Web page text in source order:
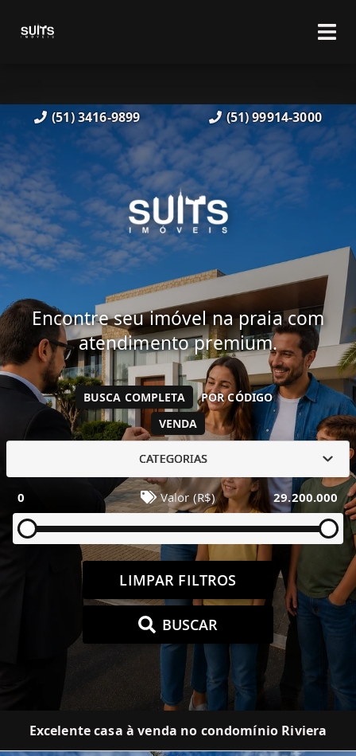
(51) 3416-9899 (51) 99914-3000
Encontre seu imóvel na praia com
atendimento premium.
VENDA
BUSCA COMPLETA POR CÓDIGO
CATEGORIAS
0 Valor (R$) 29.200.000
LIMPAR FILTROS
BUSCAR
Excelente casa à venda no condomínio Riviera